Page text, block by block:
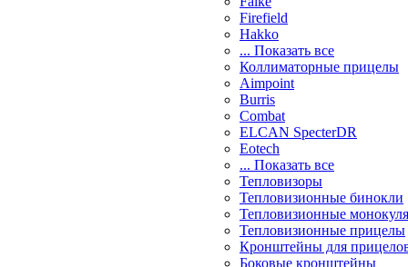
Firefield
Hakko
... Показать все
Коллиматорные прицелы
Aimpoint
Burris
Combat
ELCAN SpecterDR
Eotech
... Показать все
Тепловизоры
Тепловизионные бинокли
Тепловизионные
Тепловизионные прицелы
Кронштейны для
Боковые кронштейны